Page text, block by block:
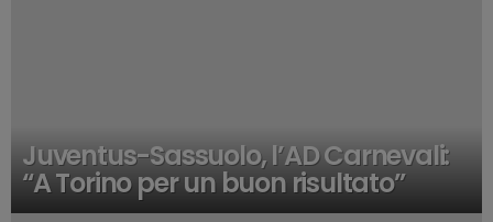
Juventus-Sassuolo, l’AD Carnevali:
“A Torino per un buon risultato”